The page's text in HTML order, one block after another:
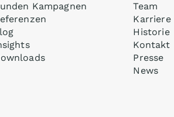
Kampagnen
Team
Karriere
Historie
Kontakt
Presse
News